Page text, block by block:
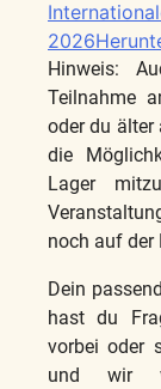
2026
Hinweis:
Teilnahme
oder du älter
die
Lager
noch auf der
Dein
hast du
vorbei oder
und wir